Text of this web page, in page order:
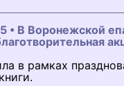
• В Воронежской
в рамках